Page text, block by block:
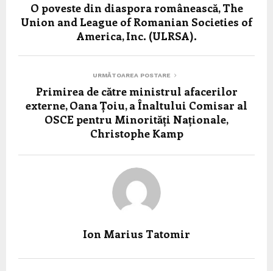
O poveste din diaspora românească, The
Union and League of Romanian Societies of
America, Inc. (ULRSA).
URMĂTOAREA POSTARE
Primirea de către ministrul afacerilor
externe, Oana Țoiu, a Înaltului Comisar al
OSCE pentru Minorități Naționale,
Christophe Kamp
Ion Marius Tatomir